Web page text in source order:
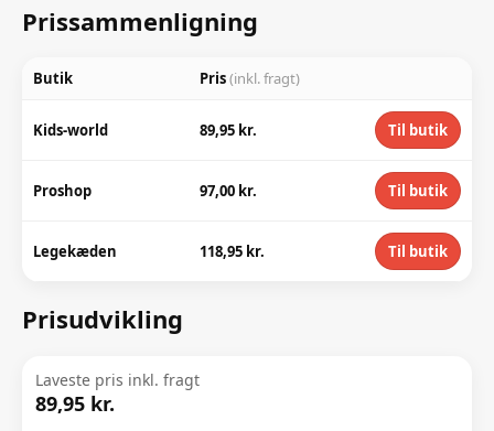
Prissammenligning
Butik Pris(inkl. fragt)
Kids-world 89,95 kr. Til butik
Proshop 97,00 kr. Til butik
Legekæden 118,95 kr. Til butik
Prisudvikling
Laveste pris inkl. fragt
89,95 kr.